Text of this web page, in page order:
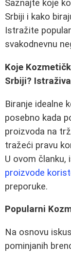
Saznajte koje
Srbiji i kako
Istražite
svakodnevnu
Koje
Srbiji?
Biranje idealne
posebno kada
proizvoda na
tražeći pravu
U ovom članku,
proizvode
preporuke.
Popularni
Na osnovu
pominjanih